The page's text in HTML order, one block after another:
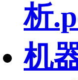
析
机